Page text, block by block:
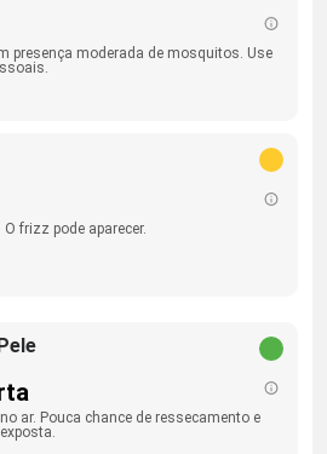
presença moderada de mosquitos. Use
frizz pode aparecer.
ar. Pouca chance de ressecamento e